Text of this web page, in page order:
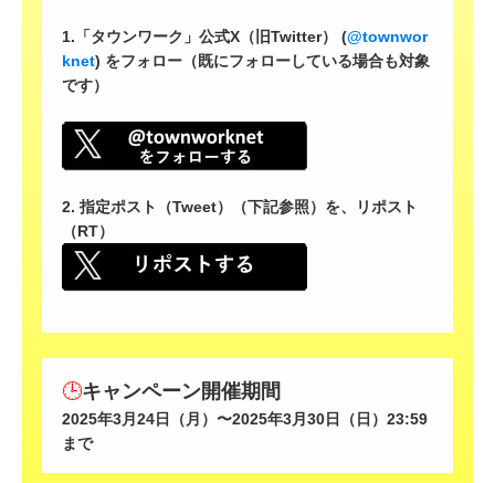
1.「タウンワーク」公式X（旧Twitter） (@townwor
knet) をフォロー（既にフォローしている場合も対象
です）
2. 指定ポスト（Tweet）（下記参照）を、リポスト
（RT）
🕒キャンペーン開催期間
2025年3月24日（月）〜2025年3月30日（日）23:59
まで